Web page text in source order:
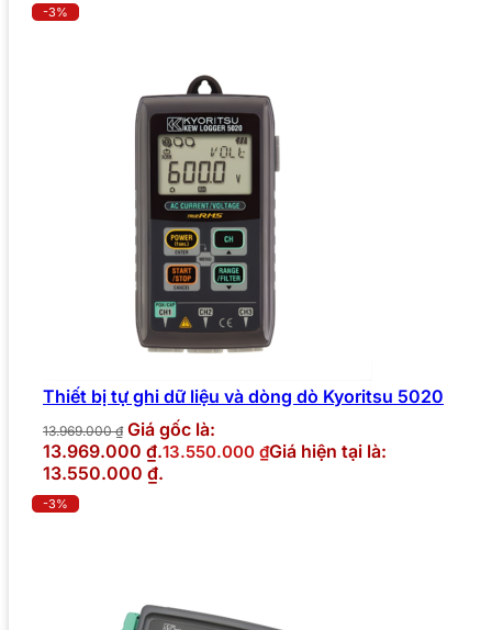
-3%
Thiết bị tự ghi dữ liệu và dòng dò Kyoritsu 5020
13.969.000₫ Giá gốc là:
13.969.000 ₫.13.550.000 ₫Giá hiện tại là:
13.550.000 ₫.
-3%